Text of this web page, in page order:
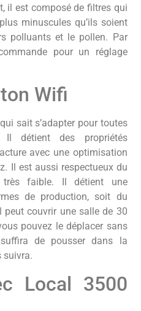
il est composé de filtres qui
minuscules qu’ils soient
polluants et le pollen. Par
pour un réglage
Wifi
qui sait s’adapter pour toutes
Il détient des propriétés
avec une optimisation
Il est aussi respectueux du
très faible. Il détient une
de production, soit du
couvrir une salle de 30
pouvez le déplacer sans
de pousser dans la
suivra.
Local 3500